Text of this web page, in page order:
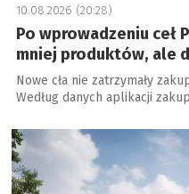
10.08.2026 (20:28)
Po wprowadzeniu ceł
mniej produktów, ale
Nowe cła nie zatrzymały
Według danych aplikacji
a